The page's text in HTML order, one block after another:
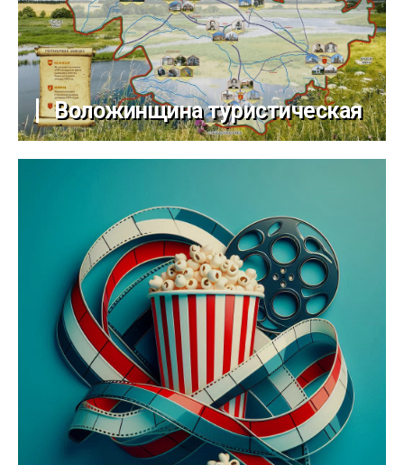
Воложинщина туристическая